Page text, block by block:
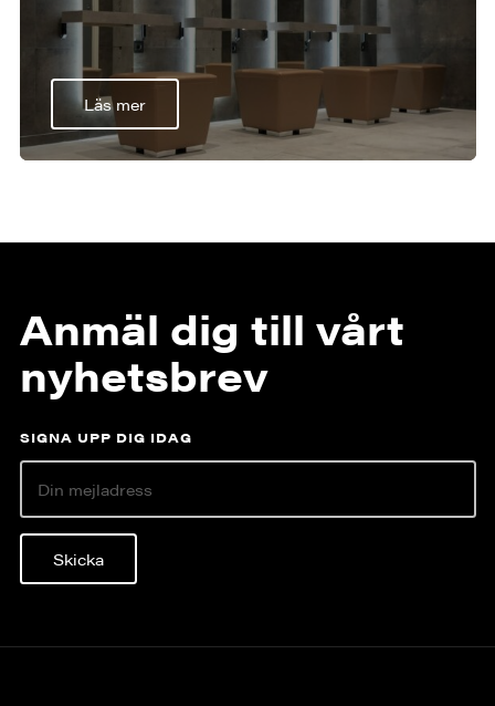
Läs mer
Anmäl dig till vårt
nyhetsbrev
SIGNA UPP DIG IDAG
Skicka